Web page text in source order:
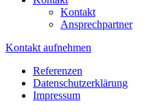
Kontakt
Ansprechpartner
Kontakt aufnehmen
Referenzen
Datenschutzerklärung
Impressum